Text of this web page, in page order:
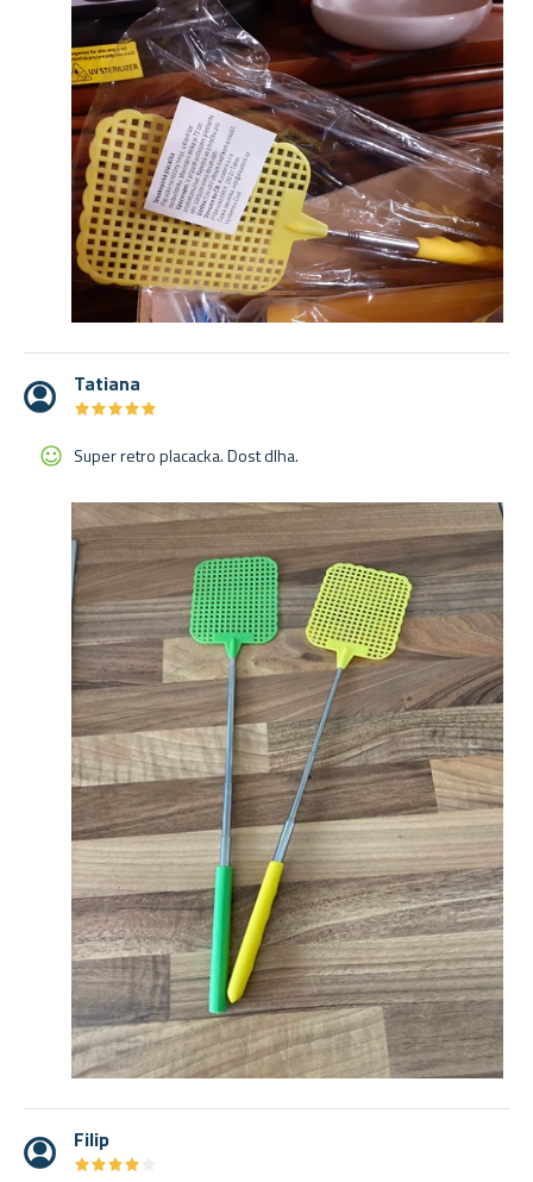
Tatiana
★★★★★
★★★★★
Super retro placacka. Dost dlha.
Filip
★★★★
★★★★